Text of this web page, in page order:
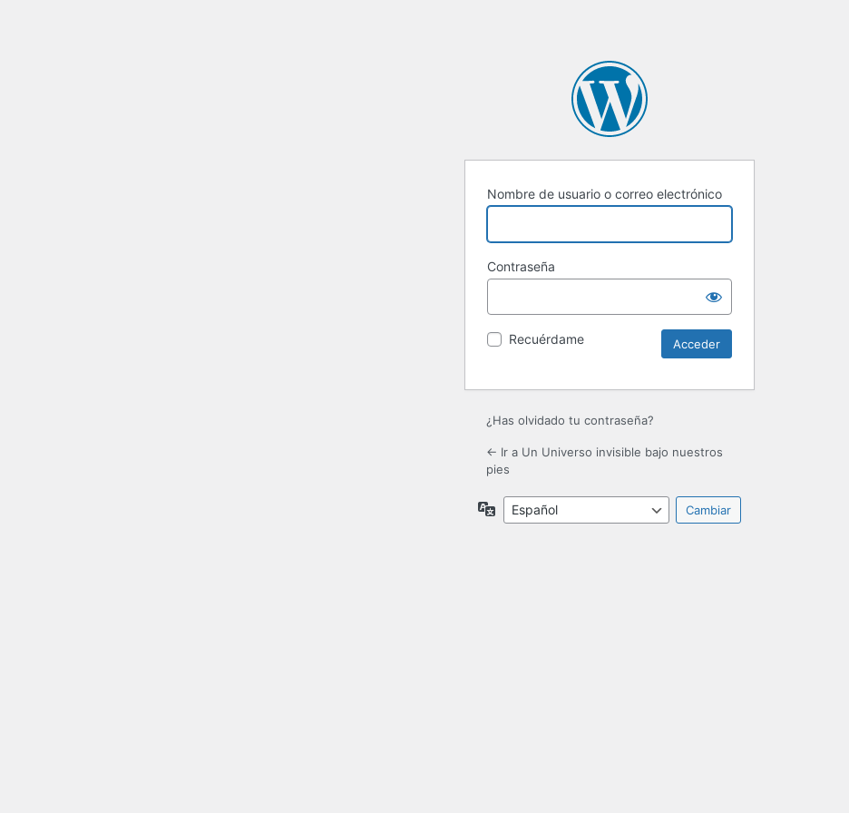
Nombre de usuario o correo electrónico
Contraseña
Recuérdame
¿Has olvidado tu contraseña?
← Ir a Un Universo invisible bajo nuestros
pies
Idioma